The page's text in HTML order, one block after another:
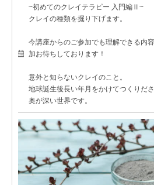
~初めてのクレイテラピー 入門編Ⅱ~
クレイの種類を掘り下げます。
今講座からのご参加でも理解できる内
加お待ちしております！
意外と知らないクレイのこと。
地球誕生後長い年月をかけてつくりだ
奥が深い世界です。